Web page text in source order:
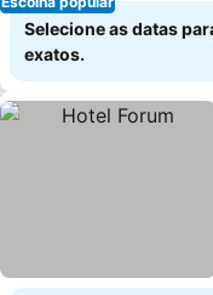
Selecione as datas
exatos.